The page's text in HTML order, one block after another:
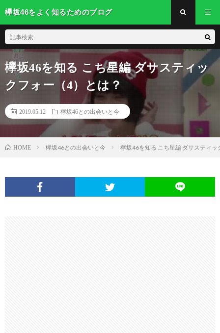
欅坂46をよく知るためのブログ
欅坂46を知る こち星編 ダサスティッ
クフォー（4）とは？
2019.05.12 欅坂46との出会いと今
HOME 欅坂46との出会いと今 欅坂46を知る こち星編 ダサスティ